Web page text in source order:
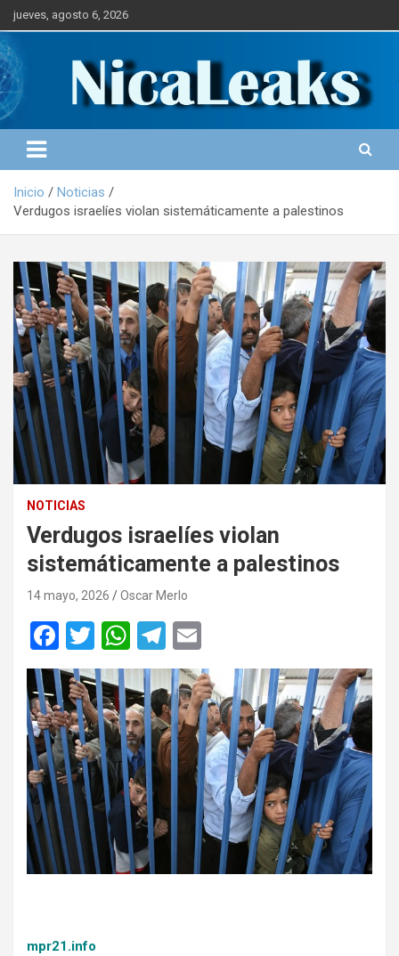
a
l
t
a
r
a
e
jueves, agosto 6, 2026
NICALEAKS
Portal de Noticias
Inicio
Noticias
Verdugos israelíes violan sistemáticamente a palestinos
NOTICIAS
Verdugos israelíes violan
sistemáticamente a palestinos
14 mayo, 2026 Oscar Merlo
F
a
ce
b
o
o
k
T
wi
tt
er
W
h
at
s
A
p
p
T
el
e
gr
a
m
m
ail
mpr21.info